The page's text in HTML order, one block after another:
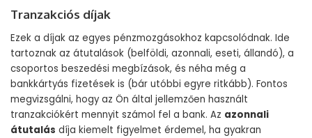
Tranzakciós díjak
Ezek a díjak az egyes pénzmozgásokhoz kapcsolódnak. Ide
tartoznak az átutalások (belföldi, azonnali, eseti, állandó), a
csoportos beszedési megbízások, és néha még a
bankkártyás fizetések is (bár utóbbi egyre ritkább). Fontos
megvizsgálni, hogy az Ön által jellemzően használt
tranzakciókért mennyit számol fel a bank. Az azonnali
átutalás díja kiemelt figyelmet érdemel, ha gyakran